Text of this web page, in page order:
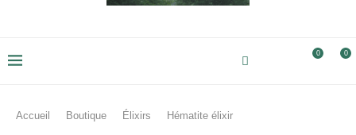
0 0
Accueil Boutique Élixirs Hématite élixir